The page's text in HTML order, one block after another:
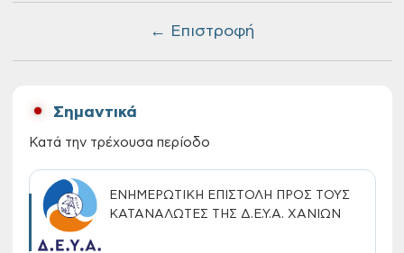
← Επιστροφή
Σημαντικά
Κατά την τρέχουσα περίοδο
ΕΝΗΜΕΡΩΤΙΚΗ ΕΠΙΣΤΟΛΗ ΠΡΟΣ ΤΟΥΣ
ΚΑΤΑΝΑΛΩΤΕΣ ΤΗΣ Δ.Ε.Υ.Α. ΧΑΝΙΩΝ